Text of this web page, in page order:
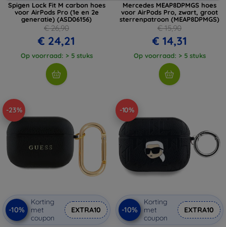
Spigen Lock Fit M carbon hoes
voor AirPods Pro (1e en 2e
generatie) (ASD06156)
€ 26,90
€ 24,21
Op voorraad: > 5 stuks
Mercedes MEAP8DPMGS hoes
voor AirPods Pro, zwart, groot
sterrenpatroon (MEAP8DPMGS)
€ 15,90
€ 14,31
Op voorraad: > 5 stuks
-23%
-10%
Korting
met
coupon
EXTRA10
-10%
-10%
Korting
met
coupon
EXTRA10